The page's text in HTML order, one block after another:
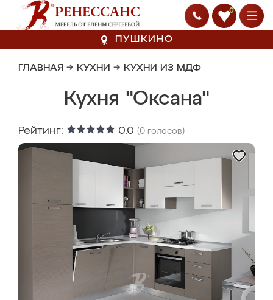
0
ПУШКИНО
ГЛАВНАЯ → КУХНИ → КУХНИ ИЗ МДФ
Кухня "Оксана"
Рейтинг: 0.0 (0 голосов)